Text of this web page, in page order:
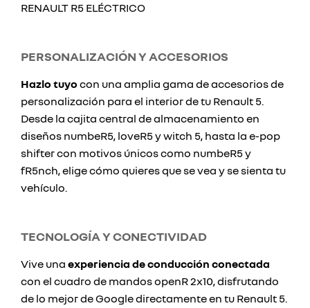
RENAULT R5 ELÉCTRICO
PERSONALIZACIÓN Y ACCESORIOS
Hazlo tuyo con una amplia gama de accesorios de
personalización para el interior de tu Renault 5.
Desde la cajita central de almacenamiento en
diseños numbeR5, loveR5 y witch 5, hasta la e-pop
shifter con motivos únicos como numbeR5 y
fR5nch, elige cómo quieres que se vea y se sienta tu
vehículo.
TECNOLOGÍA Y CONECTIVIDAD
Vive una experiencia de conducción conectada
con el cuadro de mandos openR 2x10, disfrutando
de lo mejor de Google directamente en tu Renault 5.